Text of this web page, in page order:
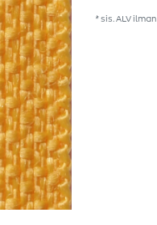
* sis. ALV ilman